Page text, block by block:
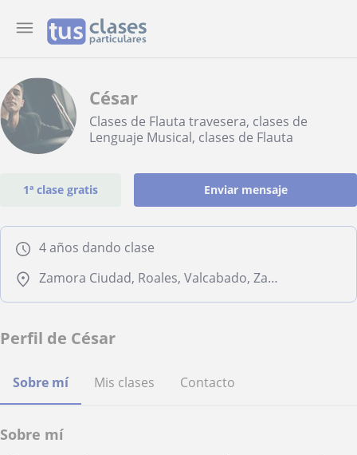
César
Clases de Flauta travesera, clases de
Lenguaje Musical, clases de Flauta
1ª clase gratis Enviar mensaje
4 años dando clase
Zamora Ciudad, Roales, Valcabado, Zamora (Ciudad)
Perfil de César
Sobre mí Mis clases Contacto
Sobre mí